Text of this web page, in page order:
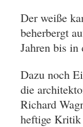
Der weiße
beherbergt
Jahren bis in
Dazu noch
die
Richard
heftige Kritik